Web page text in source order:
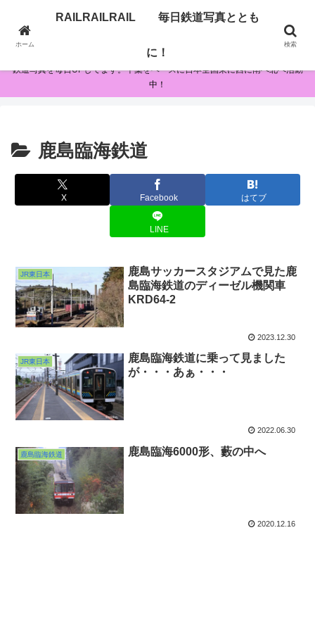
RAILRAILRAIL 毎日鉄道写真とともに！
鉄道写真を毎日UPしてます。千葉をベースに日本全国東に西に南へ北へ活動
中！
鹿島臨海鉄道
X Facebook はてブ
LINE
JR東日本
鹿島サッカースタジアムで見た鹿
島臨海鉄道のディーゼル機関車
KRD64-2
2023.12.30
JR東日本
鹿島臨海鉄道に乗って見ました
が・・・あぁ・・・
2022.06.30
鹿島臨海鉄道 鹿島臨海6000形、藪の中へ
2020.12.16
ホーム
RAILRAILRAIL 毎日鉄道写真ととも
に！
検索